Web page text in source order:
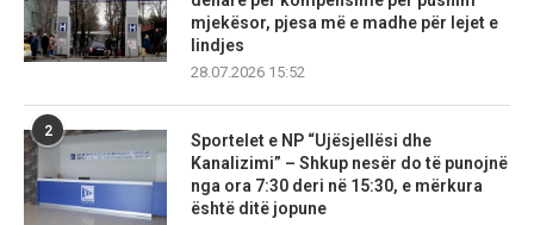
mjekësor, pjesa më e madhe për lejet e
lindjes
28.07.2026 15:52
2
Sportelet e NP “Ujësjellësi dhe
Kanalizimi” – Shkup nesër do të punojnë
nga ora 7:30 deri në 15:30, e mërkura
është ditë jopune